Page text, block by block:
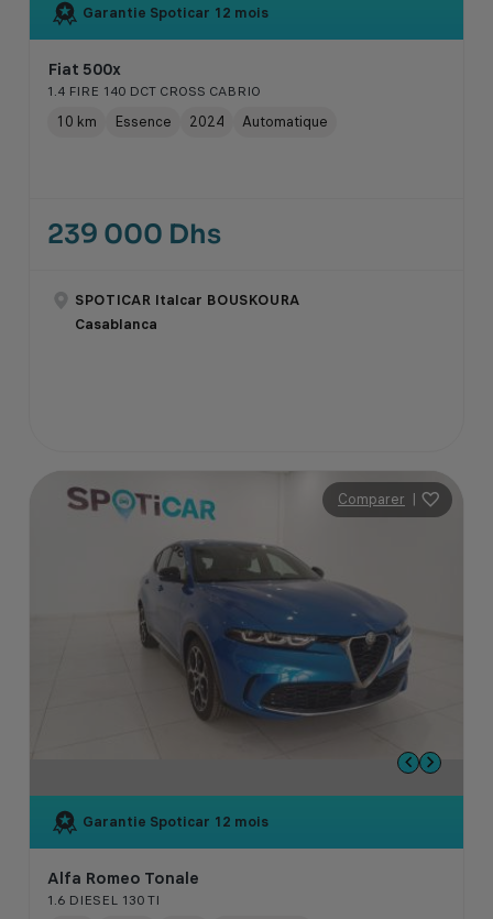
Garantie Spoticar 12 mois
Fiat 500x
1.4 FIRE 140 DCT CROSS CABRIO
10 km Essence 2024 Automatique
239 000 Dhs
SPOTICAR Italcar BOUSKOURA
Casablanca
Comparer |
Garantie Spoticar 12 mois
Alfa Romeo Tonale
1.6 DIESEL 130 TI